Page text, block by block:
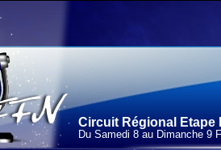
Circuit Régional Etape
Du Samedi 8 au Dimanche 9